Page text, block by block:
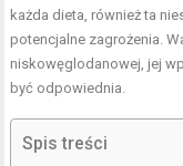
każda dieta, również ta
potencjalne zagrożenia.
niskowęglodanowej, jej
być odpowiednia.
Spis treści